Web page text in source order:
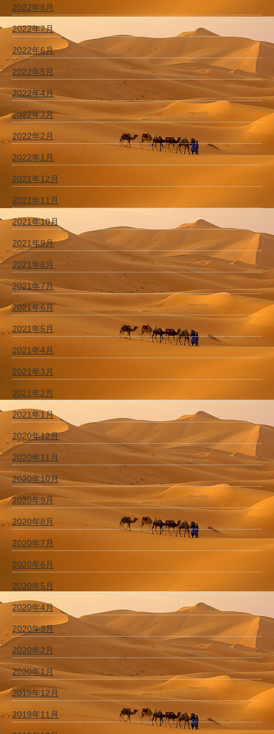
2022年8月
2022年7月
2022年6月
2022年5月
2022年4月
2022年3月
2022年2月
2022年1月
2021年12月
2021年11月
2021年10月
2021年9月
2021年8月
2021年7月
2021年6月
2021年5月
2021年4月
2021年3月
2021年2月
2021年1月
2020年12月
2020年11月
2020年10月
2020年9月
2020年8月
2020年7月
2020年6月
2020年5月
2020年4月
2020年3月
2020年2月
2020年1月
2019年12月
2019年11月